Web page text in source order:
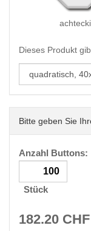
Dieses Produkt
Bitte geben Sie
Anzahl Buttons:
Stück
182.20 CHF